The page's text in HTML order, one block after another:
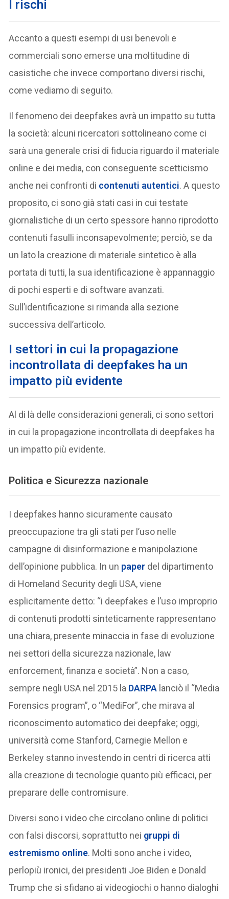
I rischi
Accanto a questi esempi di usi benevoli e
commerciali sono emerse una moltitudine di
casistiche che invece comportano diversi rischi,
come vediamo di seguito.
Il fenomeno dei deepfakes avrà un impatto su tutta
la società: alcuni ricercatori sottolineano come ci
sarà una generale crisi di fiducia riguardo il materiale
online e dei media, con conseguente scetticismo
anche nei confronti di contenuti autentici. A questo
proposito, ci sono già stati casi in cui testate
giornalistiche di un certo spessore hanno riprodotto
contenuti fasulli inconsapevolmente; perciò, se da
un lato la creazione di materiale sintetico è alla
portata di tutti, la sua identificazione è appannaggio
di pochi esperti e di software avanzati.
Sull’identificazione si rimanda alla sezione
successiva dell’articolo.
I settori in cui la propagazione
incontrollata di deepfakes ha un
impatto più evidente
Al di là delle considerazioni generali, ci sono settori
in cui la propagazione incontrollata di deepfakes ha
un impatto più evidente.
Politica e Sicurezza nazionale
I deepfakes hanno sicuramente causato
preoccupazione tra gli stati per l’uso nelle
campagne di disinformazione e manipolazione
dell’opinione pubblica. In un paper del dipartimento
di Homeland Security degli USA, viene
esplicitamente detto: “i deepfakes e l’uso improprio
di contenuti prodotti sinteticamente rappresentano
una chiara, presente minaccia in fase di evoluzione
nei settori della sicurezza nazionale, law
enforcement, finanza e società”. Non a caso,
sempre negli USA nel 2015 la DARPA lanciò il “Media
Forensics program”, o “MediFor”, che mirava al
riconoscimento automatico dei deepfake; oggi,
università come Stanford, Carnegie Mellon e
Berkeley stanno investendo in centri di ricerca atti
alla creazione di tecnologie quanto più efficaci, per
preparare delle contromisure.
Diversi sono i video che circolano online di politici
con falsi discorsi, soprattutto nei gruppi di
estremismo online. Molti sono anche i video,
perlopiù ironici, dei presidenti Joe Biden e Donald
Trump che si sfidano ai videogiochi o hanno dialoghi